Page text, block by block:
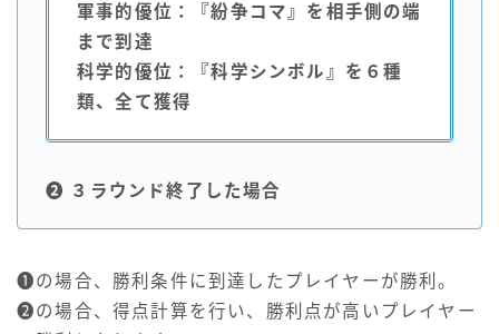
軍事的優位：『紛争コマ』を相手側の端
まで到達
科学的優位：『科学シンボル』を６種
類、全て獲得
❷ ３ラウンド終了した場合
❶の場合、勝利条件に到達したプレイヤーが勝利。
❷の場合、得点計算を行い、勝利点が高いプレイヤー